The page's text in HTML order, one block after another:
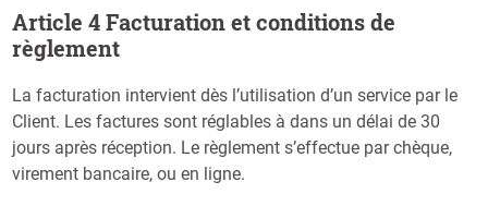
Article 4 Facturation et conditions de
règlement
La facturation intervient dès l’utilisation d’un service par le
Client. Les factures sont réglables à dans un délai de 30
jours après réception. Le règlement s’effectue par chèque,
virement bancaire, ou en ligne.